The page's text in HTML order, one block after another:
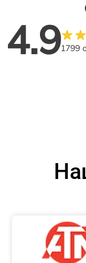
4.91799